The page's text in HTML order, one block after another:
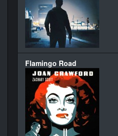
Flamingo Road